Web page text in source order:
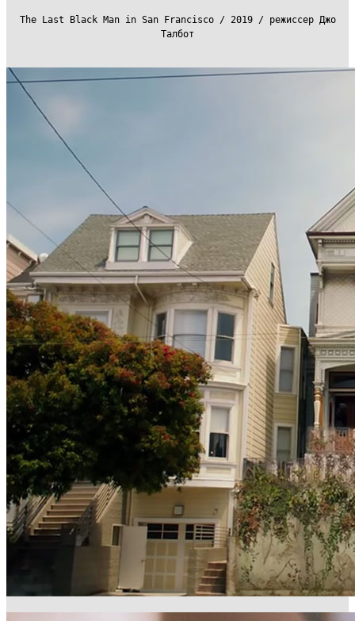
The Last Black Man in San Francisco / 2019 / режиссер Джо
Талбот